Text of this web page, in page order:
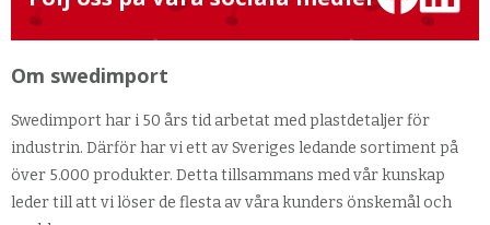
Om swedimport
Swedimport har i 50 års tid arbetat med plastdetaljer för
industrin. Därför har vi ett av Sveriges ledande sortiment på
över 5.000 produkter. Detta tillsammans med vår kunskap
leder till att vi löser de flesta av våra kunders önskemål och